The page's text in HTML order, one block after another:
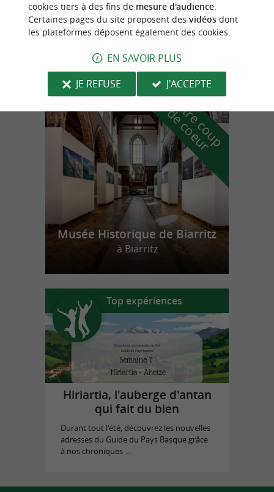
Aiyana café et boutique
n
o
t
r
e
c
o
u
p
d
e
c
o
e
u
r
Musée Historique de Biarritz
à Biarritz
Top expériences
Hiriartia, l'auberge d'antan
qui fait du bien
Durant tout l'été, découvrez les nouvelles
adresses du Guide du Pays Basque grâce
à nos chroniques ...
cookies tiers à des fins de mesure d'audience.
Certaines pages du site proposent des vidéosdont
les plateformes déposent également des cookies.
EN SAVOIR PLUS
JE REFUSE
J'ACCEPTE